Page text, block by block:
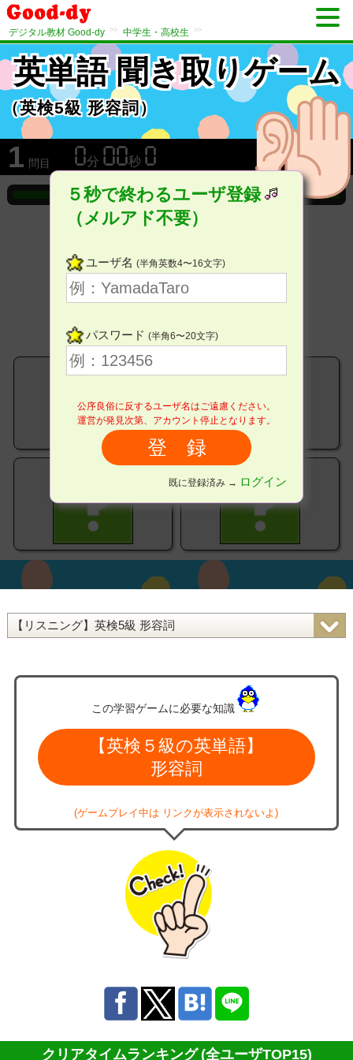
デジタル教材 Good-dy >> 中学生・高校生 >>
英単語 聞き取りゲーム
（英検5級 形容詞）
1 問目 分 秒
５秒で終わるユーザ登録
（メルアド不要）
ユーザ名 (半角英数4〜16文字)
パスワード (半角6〜20文字)
公序良俗に反するユーザ名はご遠慮ください。
運営が発見次第、アカウント停止となります。
既に登録済み → ログイン
この学習ゲームに必要な知識
【英検５級の英単語】
形容詞
(ゲームプレイ中は リンクが表示されないよ)
クリアタイムランキング (全ユーザTOP15)